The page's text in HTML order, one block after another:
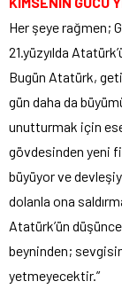
Her şeye rağmen;
21.yüzyılda
Bugün Atatürk,
gün daha da
unutturmak için
gövdesinden yeni
büyüyor ve
dolanla ona
Atatürk’ün
beyninden;
yetmeyecektir.”